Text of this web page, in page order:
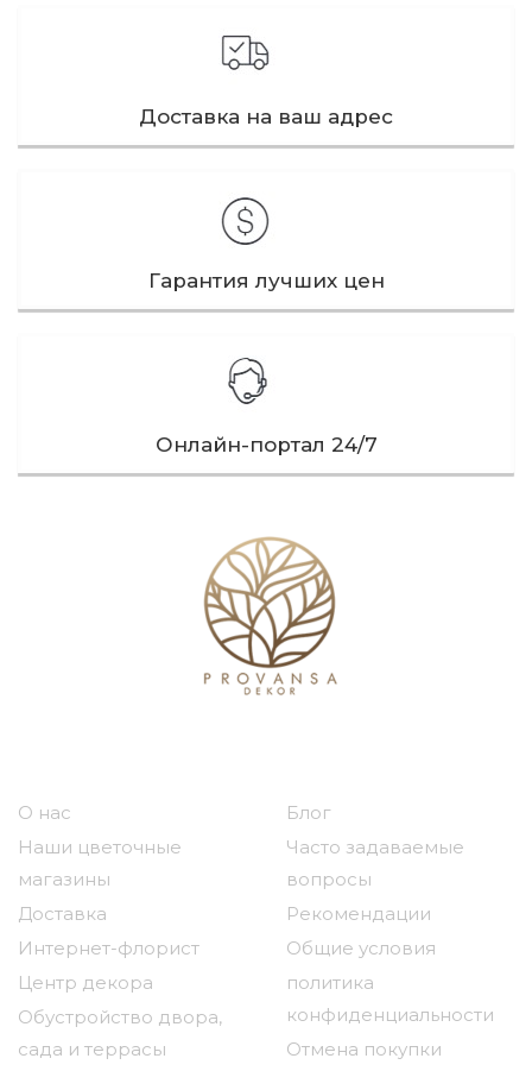
Доставка на ваш адрес
Гарантия лучших цен
Онлайн-портал 24/7
О нас
Наши цветочные
магазины
Доставка
Интернет-флорист
Центр декора
Обустройство двора,
сада и террасы
Блог
Часто задаваемые
вопросы
Рекомендации
Общие условия
политика
конфиденциальности
Отмена покупки